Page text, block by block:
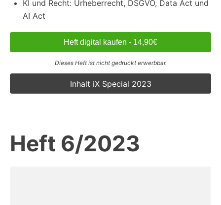
KI und Recht: Urheberrecht, DSGVO, Data Act und
AI Act
Heft digital kaufen - 14,90€
Dieses Heft ist nicht gedruckt erwerbbar.
Inhalt iX Special 2023
Heft 6/2023